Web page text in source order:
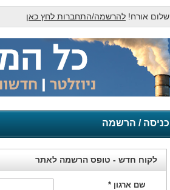
שלום אורח! להרשמה/התחברות לחץ כאן
כניסה / הרשמה
לקוח חדש - טופס הרשמה לאתר
שם ארגון *